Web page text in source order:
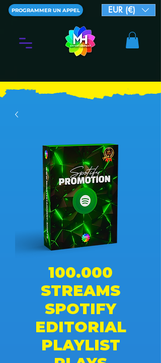
PROGRAMMER UN APPEL EUR (€)
100.000
STREAMS
SPOTIFY
EDITORIAL
PLAYLIST